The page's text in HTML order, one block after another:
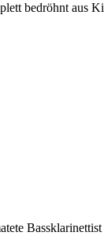
bedröhnt aus